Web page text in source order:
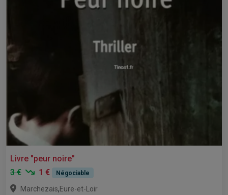
Livre "peur noire"
3 €
1 € Négociable
Marchezais,Eure-et-Loir